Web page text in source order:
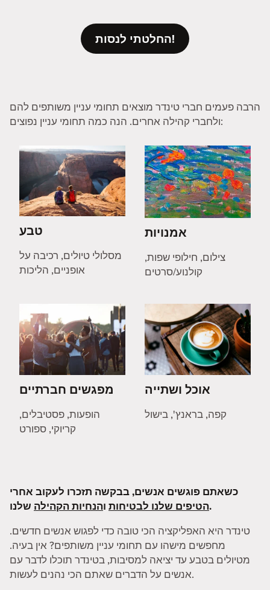
החלטתי לנסות!
הרבה פעמים חברי טינדר מוצאים תחומי עניין משותפים להם
ולחברי קהילה אחרים. הנה כמה תחומי עניין נפוצים:
טבע
מסלולי טיולים, רכיבה על
אופניים, הליכות
אמנויות
צילום, חילופי שפות,
קולנוע/סרטים
מפגשים חברתיים
הופעות, פסטיבלים,
קריוקי, ספורט
אוכל ושתייה
קפה, בראנץ', בישול
כשאתם פוגשים אנשים, בבקשה תזכרו לעקוב אחרי
הטיפים שלנו לבטיחות והנחיות הקהילה שלנו.
טינדר היא האפליקציה הכי טובה כדי לפגוש אנשים חדשים.
מחפשים מישהו עם תחומי עניין משותפים? אין בעיה.
מטיולים בטבע עד יציאה למסיבות, בטינדר תוכלו לדבר עם
אנשים על הדברים שאתם הכי נהנים לעשות.